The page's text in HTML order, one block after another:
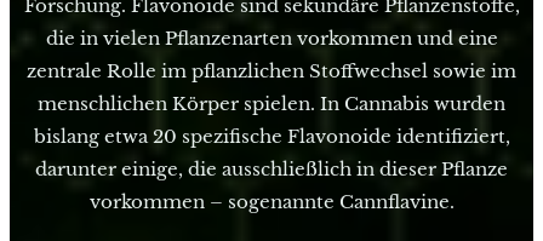
Forschung. Flavonoide sind sekundäre Pflanzenstoffe,
die in vielen Pflanzenarten vorkommen und eine
zentrale Rolle im pflanzlichen Stoffwechsel sowie im
menschlichen Körper spielen. In Cannabis wurden
bislang etwa 20 spezifische Flavonoide identifiziert,
darunter einige, die ausschließlich in dieser Pflanze
vorkommen – sogenannte Cannflavine.